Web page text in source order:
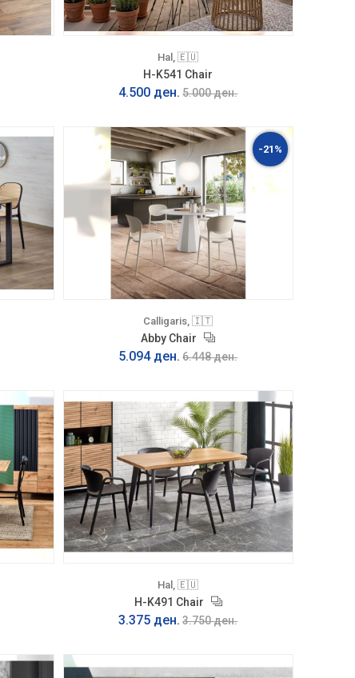
Hal, 🇪🇺
H-K541 Chair
4.500 ден. 5.000 ден.
-21%
Calligaris, 🇮🇹
Abby Chair
5.094 ден. 6.448 ден.
Hal, 🇪🇺
H-K491 Chair
3.375 ден. 3.750 ден.